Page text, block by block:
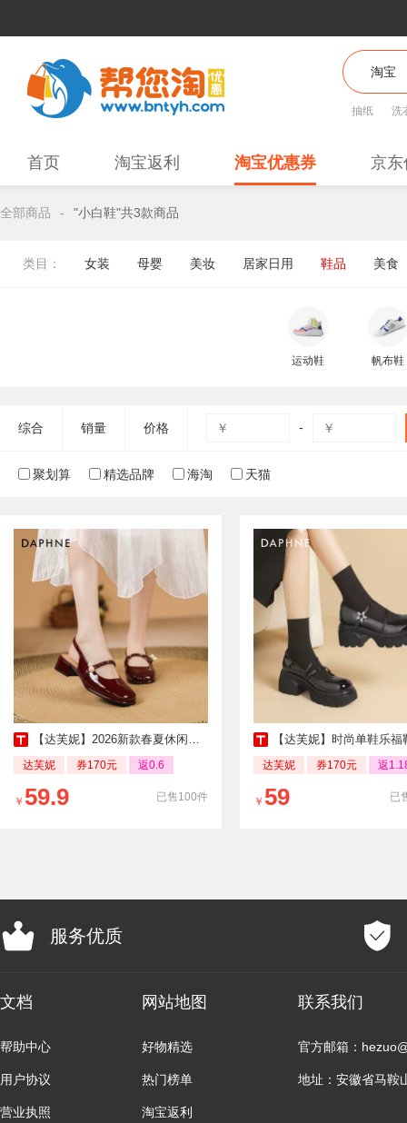
抽纸 洗
首页 淘宝返利 淘宝优惠券 京东
全部商品 - "小白鞋"共3款商品
类目： 女装 母婴 美妆 居家日用 鞋品 美食
运动鞋 帆布鞋
综合 销量 价格 -
聚划算 精选品牌 海淘 天猫
【达芙妮】2026新款春夏休闲鞋子
达芙妮 券170元 返0.6
已售100件
￥ 59.9
【达芙妮】时尚单鞋乐福鞋玛丽
达芙妮 券170元 返
已
￥ 59
服务优质
文档
帮助中心
用户协议
营业执照
网站地图
好物精选
热门榜单
淘宝返利
联系我们
官方邮箱：
地址：安徽省马鞍